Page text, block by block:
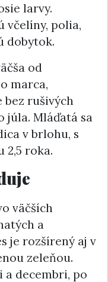
larvy.
včelíny, polia,
dobytok.
od
marca,
bez rušivých
júla. Mláďatá sa
v brlohu, s
2,5 roka.
väčších
a
je rozšírený aj v
zeleňou.
a decembri, po